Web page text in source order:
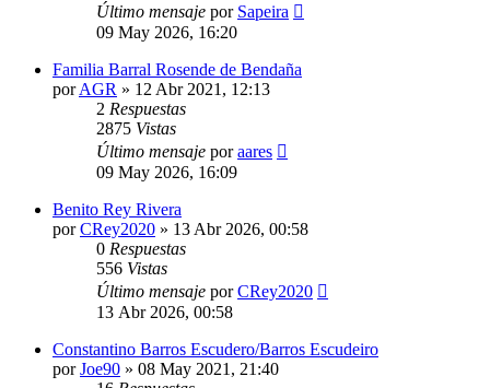
Último mensaje por Sapeira
09 May 2026, 16:20
Familia Barral Rosende de Bendaña
porAGR » 12 Abr 2021, 12:13
2 Respuestas
2875 Vistas
Último mensaje poraares
09 May 2026, 16:09
Benito Rey Rivera
porCRey2020 » 13 Abr 2026, 00:58
0 Respuestas
556 Vistas
Último mensaje porCRey2020
13 Abr 2026, 00:58
Constantino Barros Escudero/Barros Escudeiro
porJoe90 » 08 May 2021, 21:40